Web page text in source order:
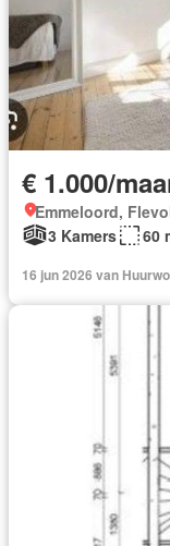
€ 1.000/
Emmeloord,
3 Kamers
60
16 jun 2026 van